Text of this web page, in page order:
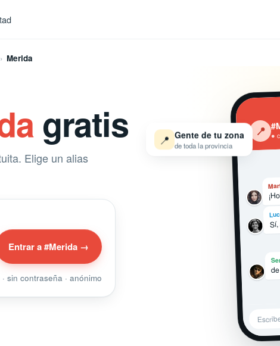
Merida
gratis
Elige un alias
Entrar a #Merida →
sin contraseña · anónimo
📍 ●
📍 Gente de tu zona
de toda la provincia